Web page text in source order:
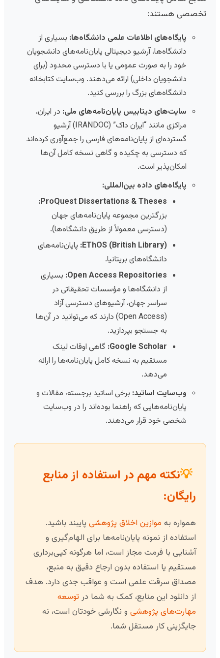
تخصصی هستند:
پایگاه‌های اطلاعات علمی دانشگاه‌ها: بسیاری از
دانشگاه‌ها، آرشیو دیجیتالی پایان‌نامه‌های دانشجویان
خود را به صورت عمومی یا با دسترسی محدود (برای
دانشجویان داخلی) ارائه می‌دهند. وب‌سایت کتابخانه‌
دانشگاه‌های بزرگ را بررسی کنید.
سایت‌های دیتابیس پایان‌نامه‌های ملی: در ایران،
مراکزی مانند “ایران داک” (IRANDOC) آرشیو
گسترده‌ای از پایان‌نامه‌های فارسی را جمع‌آوری کرده‌اند
که دسترسی به چکیده و گاهی نسخه کامل آن‌ها
امکان‌پذیر است.
پایگاه‌های داده بین‌المللی:
ProQuest Dissertations & Theses:
بزرگترین مجموعه پایان‌نامه‌های جهان
(دسترسی معمولاً از طریق دانشگاه‌ها).
EThOS (British Library): پایان‌نامه‌های
دانشگاه‌های بریتانیا.
Open Access Repositories: بسیاری
از دانشگاه‌ها و مؤسسات تحقیقاتی در
سراسر جهان، آرشیوهای دسترسی آزاد
(Open Access) دارند که می‌توانید در آن‌ها
به جستجو بپردازید.
Google Scholar: گاهی اوقات لینک
مستقیم به نسخه کامل پایان‌نامه‌ها را ارائه
می‌دهد.
وب‌سایت اساتید: برخی اساتید برجسته، مقالات و
پایان‌نامه‌هایی که راهنما بوده‌اند را در وب‌سایت
شخصی خود قرار می‌دهند.
💡نکته مهم در استفاده از منابع
رایگان:
همواره به موازین اخلاق پژوهشی پایبند باشید.
استفاده از نمونه پایان‌نامه‌ها برای الهام‌گیری و
آشنایی با فرمت مجاز است، اما هرگونه کپی‌برداری
مستقیم یا استفاده بدون ارجاع دقیق به منبع،
مصداق سرقت علمی است و عواقب جدی دارد. هدف
از دانلود این منابع، کمک به شما در توسعه
مهارت‌های پژوهشی و نگارشی خودتان است، نه
جایگزینی کار مستقل شما.